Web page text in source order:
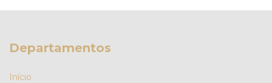
Departamentos
Início